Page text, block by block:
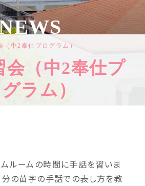
（中2奉仕プログラム）
会（中2奉仕プ
ラム）
ルームの時間に手話を習いま
分の苗字の手話での表し方を教